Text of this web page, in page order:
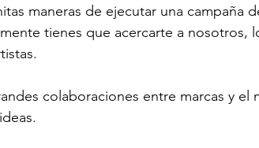
maneras de ejecutar una campaña
tienes que acercarte a nosotros,
colaboraciones entre marcas y el